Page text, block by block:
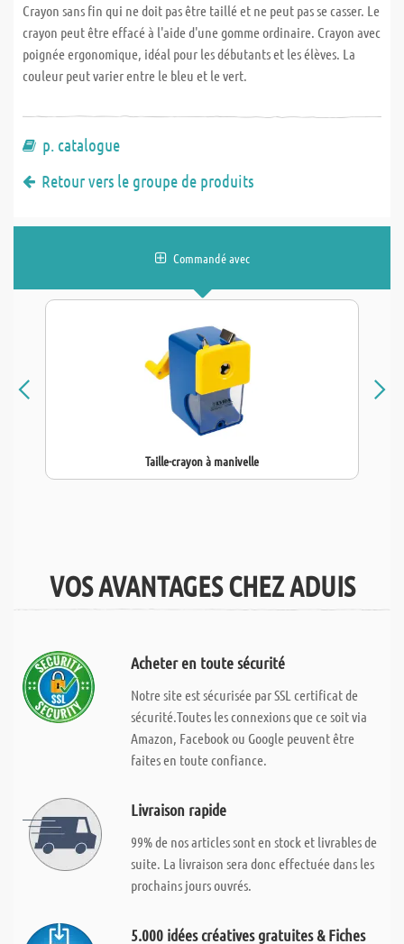
Crayon sans fin qui ne doit pas être taillé et ne peut pas se casser. Le
crayon peut être effacé à l'aide d'une gomme ordinaire. Crayon avec
poignée ergonomique, idéal pour les débutants et les élèves. La
couleur peut varier entre le bleu et le vert.
p. catalogue
Retour vers le groupe de produits
Commandé avec
Taille-crayon à manivelle
VOS AVANTAGES CHEZ ADUIS
Acheter en toute sécurité
Notre site est sécurisée par SSL certificat de
sécurité.Toutes les connexions que ce soit via
Amazon, Facebook ou Google peuvent être
faites en toute confiance.
Livraison rapide
99% de nos articles sont en stock et livrables de
suite. La livraison sera donc effectuée dans les
prochains jours ouvrés.
5.000 idées créatives gratuites & Fiches